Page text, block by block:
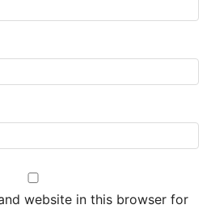
website in this browser for